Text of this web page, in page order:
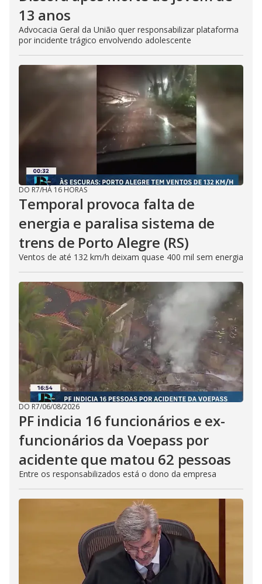
13 anos
Advocacia Geral da União quer responsabilizar plataforma
por incidente trágico envolvendo adolescente
DO R7/HÁ 16 HORAS
Temporal provoca falta de
energia e paralisa sistema de
trens de Porto Alegre (RS)
Ventos de até 132 km/h deixam quase 400 mil sem energia
DO R7/06/08/2026
PF indicia 16 funcionários e ex-
funcionários da Voepass por
acidente que matou 62 pessoas
Entre os responsabilizados está o dono da empresa